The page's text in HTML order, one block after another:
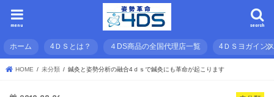
search
menu
ホーム 4ＤＳとは？ ４DS商品の全国代理店一覧 4ＤＳヨガイン
HOME 未分類 鍼灸と姿勢分析の融合4ｄｓで鍼灸にも革命が起こります